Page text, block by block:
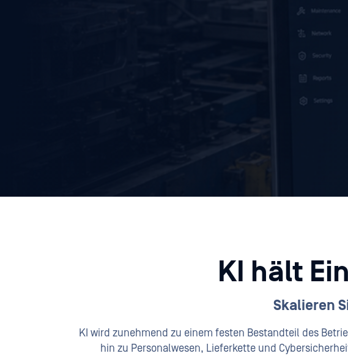
KI hält
Skalieren
KI wird zunehmend zu einem festen Bestandteil des
hin zu Personalwesen, Lieferkette und